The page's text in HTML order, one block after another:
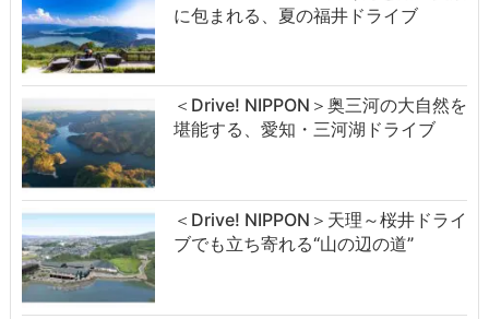
に包まれる、夏の福井ドライブ
＜Drive! NIPPON＞奥三河の大自然を
堪能する、愛知・三河湖ドライブ
＜Drive! NIPPON＞天理～桜井ドライ
ブでも立ち寄れる“山の辺の道”